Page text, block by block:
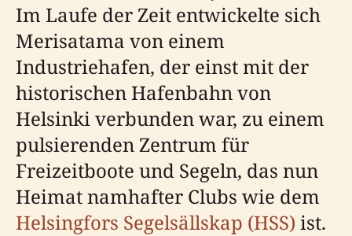
Im Laufe der Zeit entwickelte sich
Merisatama von einem
Industriehafen, der einst mit der
historischen Hafenbahn von
Helsinki verbunden war, zu einem
pulsierenden Zentrum für
Freizeitboote und Segeln, das nun
Heimat namhafter Clubs wie dem
Helsingfors Segelsällskap (HSS) ist.